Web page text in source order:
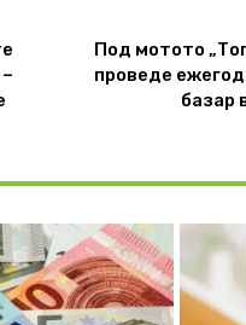
Под мотото
проведе
базар